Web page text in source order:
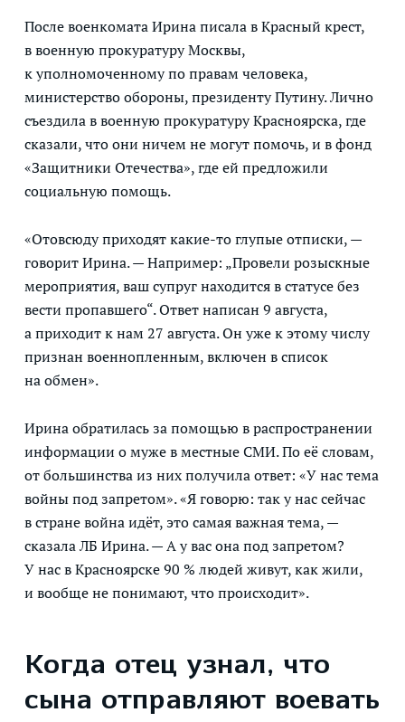
После военкомата Ирина писала в Красный крест,
в военную прокуратуру Москвы,
к уполномоченному по правам человека,
министерство обороны, президенту Путину. Лично
съездила в военную прокуратуру Красноярска, где
сказали, что они ничем не могут помочь, и в фонд
«Защитники Отечества», где ей предложили
социальную помощь.
«Отовсюду приходят какие-то глупые отписки, —
говорит Ирина. — Например: „Провели розыскные
мероприятия, ваш супруг находится в статусе без
вести пропавшего“. Ответ написан 9 августа,
а приходит к нам 27 августа. Он уже к этому числу
признан военнопленным, включен в список
на обмен».
Ирина обратилась за помощью в распространении
информации о муже в местные СМИ. По её словам,
от большинства из них получила ответ: «У нас тема
войны под запретом». «Я говорю: так у нас сейчас
в стране война идёт, это самая важная тема, —
сказала ЛБ Ирина. — А у вас она под запретом?
У нас в Красноярске 90 % людей живут, как жили,
и вообще не понимают, что происходит».
Когда отец узнал, что
сына отправляют воевать